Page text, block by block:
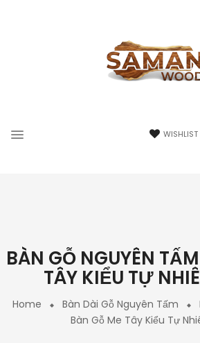
WISHLIST
BÀN GỖ NGUYÊN
TÂY KIỂU TỰ
Home Bàn Dài Gỗ Nguyên Tấm
Bàn Gỗ Me Tây Kiểu Tự